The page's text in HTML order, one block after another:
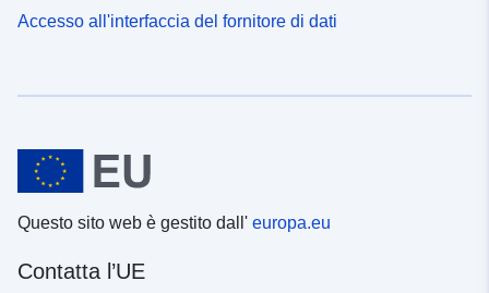
Accesso all'interfaccia del fornitore di dati
Questo sito web è gestito dall' europa.eu
Contatta l’UE